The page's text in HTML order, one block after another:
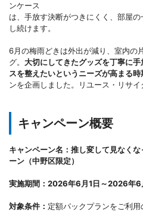
ンケース
は、手放す決断がつきにくく、部屋
し続けます。
6月の梅雨どきは外出が減り、室内の
グ。 大切にしてきたグッズを丁寧に
スを整えたいというニーズが高まる時
ンを企画しました。リユース・リサイ
キャンペーン概要
キャンペーン名：推し変して見なく
ーン（中野区限定）
実施期間：2026年6月1日～2026年
対象条件： 定額パックプランをご利用